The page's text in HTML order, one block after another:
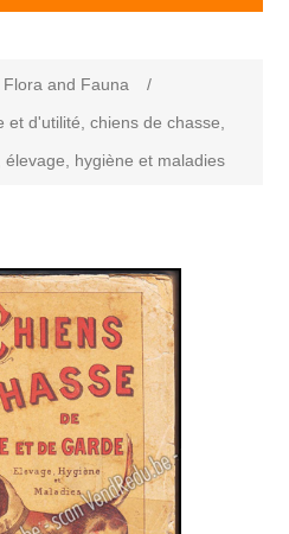
Flora and Fauna
/
d'utilité, chiens de chasse,
hygiène et maladies